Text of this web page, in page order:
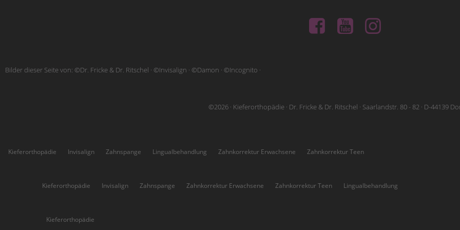
Bilder dieser Seite von: ©Dr. Fricke & Dr. Ritschel · ©Invisalign · ©Damon · ©Incognito ·
©2026 · Kieferorthopädie · Dr. Fricke & Dr. Ritschel · Saarlandstr. 80 - 82 · D-44139
Kieferorthopädie Invisalign Zahnspange Lingualbehandlung Zahnkorrektur Erwachsene Zahnkorrektur Teen
Kieferorthopädie Invisalign Zahnspange Zahnkorrektur Erwachsene Zahnkorrektur Teen Lingualbehandlung
Kieferorthopädie